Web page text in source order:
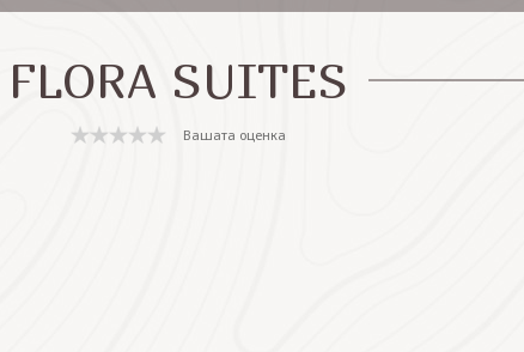
FLORA SUITES
Вашата оценка